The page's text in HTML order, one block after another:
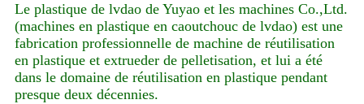
Le plastique de lvdao de Yuyao et les machines Co.,Ltd.
(machines en plastique en caoutchouc de lvdao) est une
fabrication professionnelle de machine de réutilisation
en plastique et extrueder de pelletisation, et lui a été
dans le domaine de réutilisation en plastique pendant
presque deux décennies.